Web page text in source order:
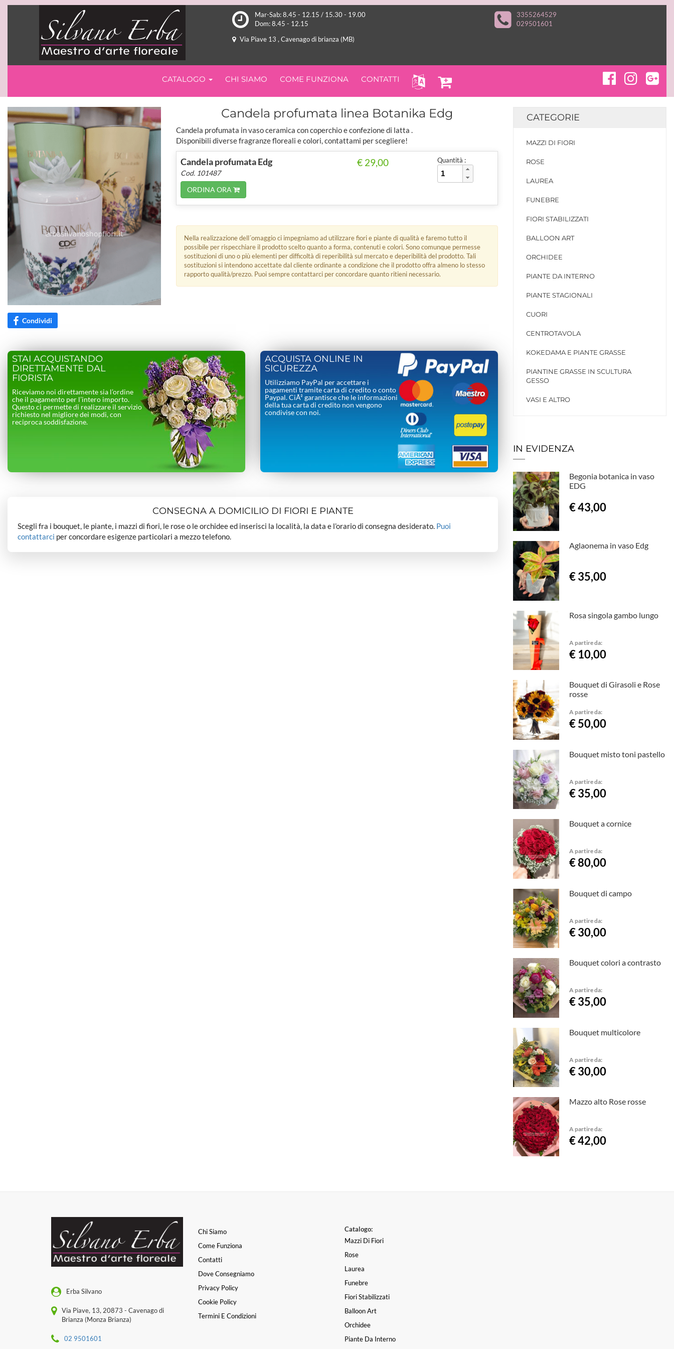
Mar-Sab: 8.45 - 12.15 / 15.30 - 19.00
Dom: 8.45 - 12.15
3355264529
029501601
Via Piave 13 , Cavenago di brianza (MB)
CATALOGO CHI SIAMO COME FUNZIONA CONTATTI
Condividi
Candela profumata linea Botanika Edg
Candela profumata in vaso ceramica con coperchio e confezione di latta .
Disponibili diverse fragranze floreali e colori, contattami per scegliere!
Candela profumata Edg
Cod. 101487
ORDINA ORA
€ 29,00 Quantità :
Nella realizzazione dell´omaggio ci impegniamo ad utilizzare fiori e piante di qualità e faremo tutto il
possibile per rispecchiare il prodotto scelto quanto a forma, contenuti e colori. Sono comunque permesse
sostituzioni di uno o più elementi per difficoltà di reperibilità sul mercato e deperibilità del prodotto. Tali
sostituzioni si intendono accettate dal cliente ordinante a condizione che il prodotto offra almeno lo stesso
rapporto qualità/prezzo. Puoi sempre contattarci per concordare quanto ritieni necessario.
STAI ACQUISTANDO
DIRETTAMENTE DAL
FIORISTA
Riceviamo noi direttamente sia l’ordine
che il pagamento per l’intero importo.
Questo ci permette di realizzare il servizio
richiesto nel migliore dei modi, con
reciproca soddisfazione.
ACQUISTA ONLINE IN
SICUREZZA
Utilizziamo PayPal per accettare i
pagamenti tramite carta di credito o conto
Paypal. CiÃ² garantisce che le informazioni
della tua carta di credito non vengono
condivise con noi.
CONSEGNA A DOMICILIO DI FIORI E PIANTE
Scegli fra i bouquet, le piante, i mazzi di fiori, le rose o le orchidee ed inserisci la località, la data e l’orario di consegna desiderato. Puoi
contattarci per concordare esigenze particolari a mezzo telefono.
CATEGORIE
MAZZI DI FIORI
ROSE
LAUREA
FUNEBRE
FIORI STABILIZZATI
BALLOON ART
ORCHIDEE
PIANTE DA INTERNO
PIANTE STAGIONALI
CUORI
CENTROTAVOLA
KOKEDAMA E PIANTE GRASSE
PIANTINE GRASSE IN SCULTURA
GESSO
VASI E ALTRO
IN EVIDENZA
Begonia botanica in vaso
EDG
€ 43,00
Aglaonema in vaso Edg
€ 35,00
Rosa singola gambo lungo
A partire da:
€ 10,00
Bouquet di Girasoli e Rose
rosse
A partire da:
€ 50,00
Bouquet misto toni pastello
A partire da:
€ 35,00
Bouquet a cornice
A partire da:
€ 80,00
Bouquet di campo
A partire da:
€ 30,00
Bouquet colori a contrasto
A partire da:
€ 35,00
Bouquet multicolore
A partire da:
€ 30,00
Mazzo alto Rose rosse
A partire da:
€ 42,00
Erba Silvano
Via Piave, 13, 20873 - Cavenago di
Brianza (Monza Brianza)
02 9501601
Chi Siamo
Come Funziona
Contatti
Dove Consegniamo
Privacy Policy
Cookie Policy
Termini E Condizioni
Catalogo:
Mazzi Di Fiori
Rose
Laurea
Funebre
Fiori Stabilizzati
Balloon Art
Orchidee
Piante Da Interno